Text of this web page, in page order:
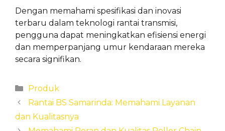
Dengan memahami spesifikasi dan inovasi
terbaru dalam teknologi rantai transmisi,
pengguna dapat meningkatkan efisiensi energi
dan memperpanjang umur kendaraan mereka
secara signifikan.
Categories
Produk
Rantai BS Samarinda: Memahami Layanan
dan Kualitasnya